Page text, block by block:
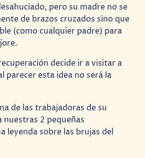
pero su madre no se
de brazos cruzados sino que
(como cualquier padre) para
decide ir a visitar a
parecer esta idea no será la
de las trabajadoras de su
nuestras 2 pequeñas
leyenda sobre las brujas del